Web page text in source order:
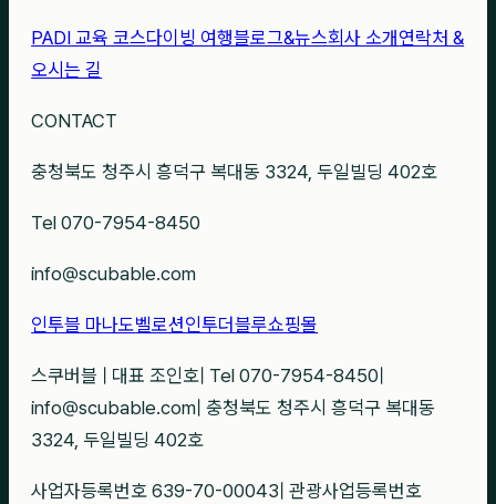
PADI 교육 코스다이빙 여행블로그&뉴스회사 소개 연락처 &
오시는 길
CONTACT
충청북도 청주시 흥덕구 복대동 3324, 두일빌딩 402호
Tel 070-7954-8450
info@scubable.com
인투블 마나도벨로션인투더블루쇼핑몰
스쿠버블 대표 조인호 Tel 070-7954-8450
info@scubable.com 충청북도 청주시 흥덕구 복대동
3324, 두일빌딩 402호
사업자등록번호 639-70-00043 관광사업등록번호